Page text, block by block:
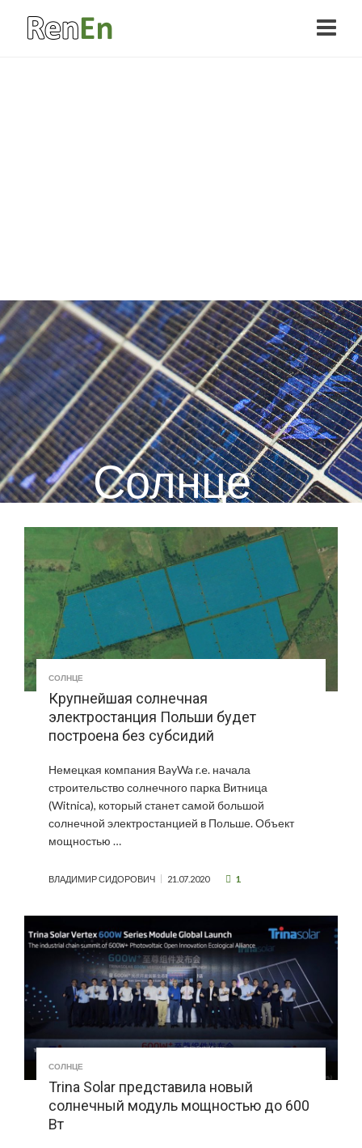
Солнце
СОЛНЦЕ
Крупнейшая солнечная
электростанция Польши будет
построена без субсидий
Немецкая компания BayWa r.e. начала
строительство солнечного парка Витница
(Witnica), который станет самой большой
солнечной электростанцией в Польше. Объект
мощностью …
ВЛАДИМИР СИДОРОВИЧ 21.07.2020 1
СОЛНЦЕ
Trina Solar представила новый
солнечный модуль мощностью до 600
Вт